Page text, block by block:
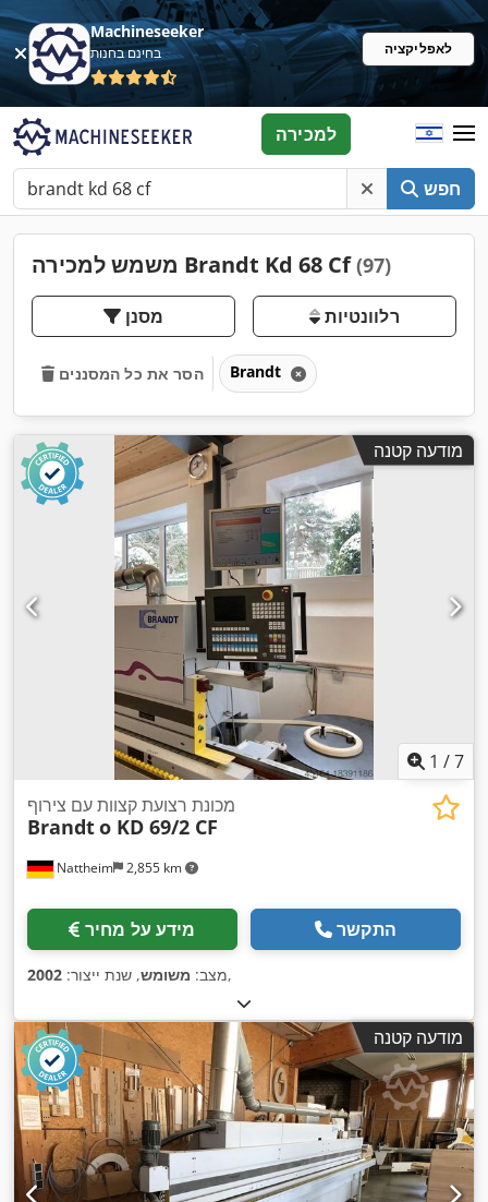
Machineseeker
בחינם בחנות לאפליקציה
חפש
למכירה
משמש למכירה Brandt Kd 68 Cf(97)
מסנן רלוונטיות
הסר את כל המסננים Brandt
מודעה קטנה
1 /7
Nattheim 2,855 km
מכונת רצועת קצוות עם צירוף
Brandto KD 69/2 CF
מידע על מחיר התקשר
מצב: משומש, שנת ייצור: 2002 ,
מודעה קטנה